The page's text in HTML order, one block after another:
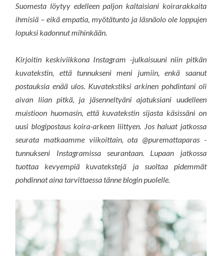
Suomesta löytyy edelleen paljon kaltaisiani koirarakkaita
ihmisiä – eikä empatia, myötätunto ja läsnäolo ole loppujen
lopuksi kadonnut mihinkään.
Kirjoitin keskiviikkona Instagram -julkaisuuni niin pitkän
kuvatekstin, että tunnukseni meni jumiin, enkä saanut
postauksia enää ulos. Kuvatekstiksi arkinen pohdintani oli
aivan liian pitkä, ja jäsenneltyäni ajatuksiani uudelleen
muistioon huomasin, että kuvatekstin sijasta käsissäni on
uusi blogipostaus koira-arkeen liittyen. Jos haluat jatkossa
seurata matkaamme viikoittain, ota @puremattaparas -
tunnukseni Instagramissa seurantaan. Lupaan jatkossa
tuottaa kevyempiä kuvatekstejä ja suoltaa pidemmät
pohdinnat aina tarvittaessa tänne blogin puolelle.